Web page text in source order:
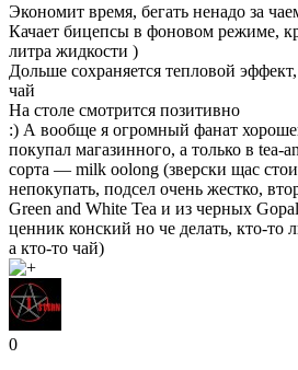
Экономит время, бегать ненадо за
Качает бицепсы в фоновом режиме,
литра жидкости )
Дольше сохраняется тепловой
чай
На столе смотрится позитивно
:) А вообще я огромный фанат
покупал магазинного, а только в
сорта — milk oolong (зверски щас
непокупать, подсел очень жестко,
Green and White Tea и из черных
ценник конский но че делать, кто-
а кто-то чай)
0